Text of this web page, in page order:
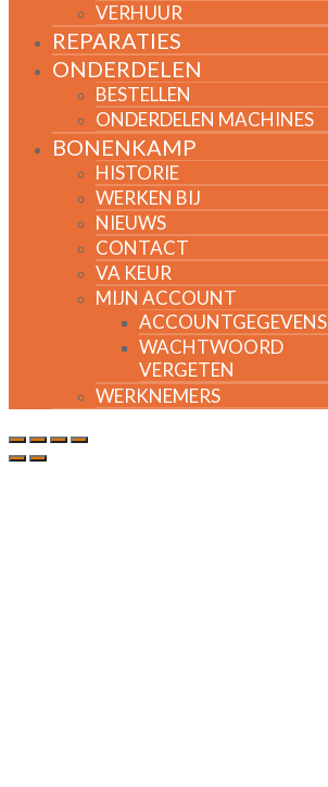
VERHUUR
REPARATIES
ONDERDELEN
BESTELLEN
ONDERDELEN MACHINES
BONENKAMP
HISTORIE
WERKEN BIJ
NIEUWS
CONTACT
VA KEUR
MIJN ACCOUNT
ACCOUNTGEGEVENS
WACHTWOORD
VERGETEN
WERKNEMERS